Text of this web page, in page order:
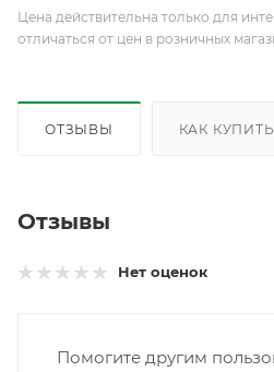
Цена действительна только для
отличаться от цен в розничных
ОТЗЫВЫ КАК КУПИТЬ
Отзывы
Нет оценок
Помогите другим